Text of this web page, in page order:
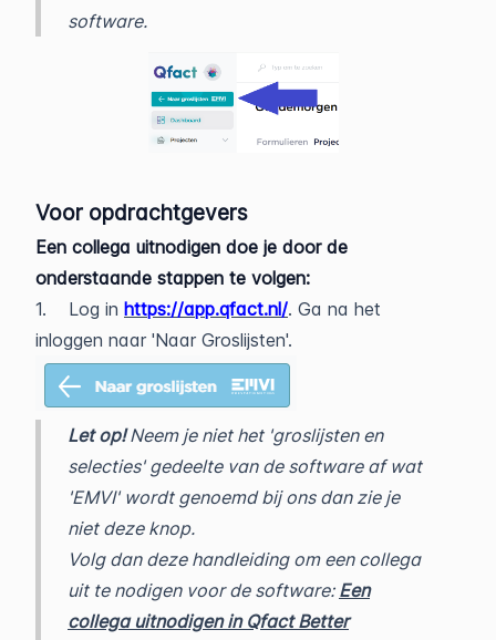
software.
Voor opdrachtgevers
Een collega uitnodigen doe je door de
onderstaande stappen te volgen:
1. Log in https://app.qfact.nl/. Ga na het
inloggen naar 'Naar Groslijsten'.
Let op!Neem je niet het 'groslijsten en
selecties' gedeelte van de software af wat
'EMVI' wordt genoemd bij ons dan zie je
niet deze knop.
Volg dan deze handleiding om een collega
uit te nodigen voor de software: Een
collega uitnodigen in Qfact Better